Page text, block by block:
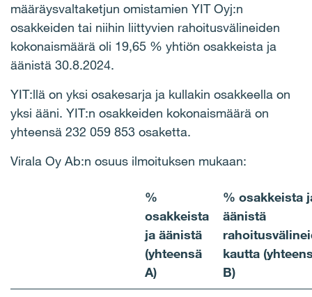
määräysvaltaketjun omistamien YIT Oyj:n
osakkeiden tai niihin liittyvien rahoitusvälineiden
kokonaismäärä oli 19,65 % yhtiön osakkeista ja
äänistä 30.8.2024.
YIT:llä on yksi osakesarja ja kullakin osakkeella on
yksi ääni. YIT:n osakkeiden kokonaismäärä on
yhteensä 232 059 853 osaketta.
Virala Oy Ab:n osuus ilmoituksen mukaan:
%
osakkeista
ja äänistä
(yhteensä
A)
% osakkeista
äänistä
kautta
B)